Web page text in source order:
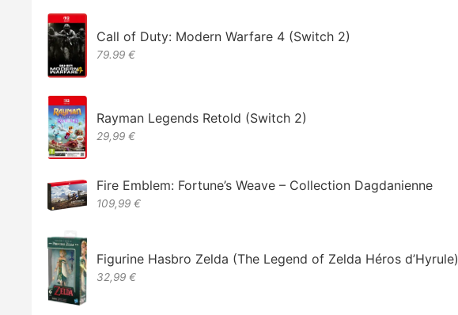
Call of Duty: Modern Warfare 4 (Switch 2)
79.99 €
Rayman Legends Retold (Switch 2)
29,99 €
Fire Emblem: Fortune’s Weave – Collection Dagdanienne
109,99 €
Figurine Hasbro Zelda (The Legend of Zelda Héros d’Hyrule)
32,99 €